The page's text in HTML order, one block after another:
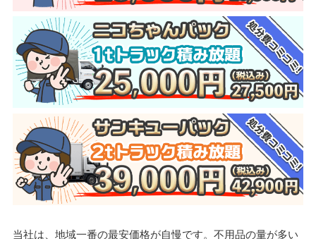
当社は、地域一番の最安価格が自慢です。不用品の量が多い